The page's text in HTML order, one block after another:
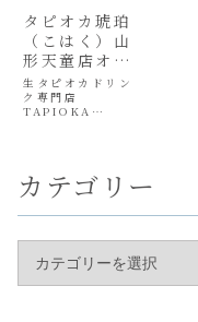
タピオカ琥珀
（こはく）山
形天童店オー
プン！場所
は？新メニュ
ー！クチコミ
生タピオカドリン
ク専門店
TAPIOKA
形県天童店 が
2019年5月25日オ
ン、又はオープン
予定の琥珀さん。
続々出店情報が届
カテゴリー